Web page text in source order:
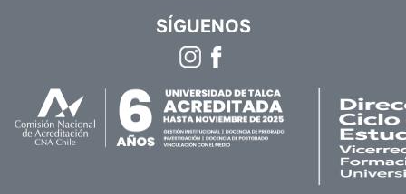
SÍGUENOS